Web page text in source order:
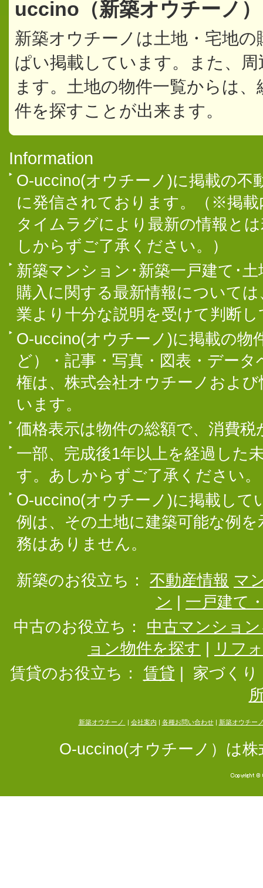
uccino（新築オウチーノ
新築オウチーノは土地・宅地
ぱい掲載しています。また、
ます。土地の物件一覧からは
件を探すことが出来ます。
Information
O-uccino(オウチーノ)に掲載の不
に発信されております。（※掲
タイムラグにより最新の情報と
しからずご了承ください。）
新築マンション･新築一戸建て･
購入に関する最新情報について
業より十分な説明を受けて判断
O-uccino(オウチーノ)に掲載の物
ど）・記事・写真・図表・デー
権は、株式会社オウチーノおよ
います。
価格表示は物件の総額で、消費
一部、完成後1年以上を経過した
す。あしからずご了承ください。
O-uccino(オウチーノ)に掲載して
例は、その土地に建築可能な例
務はありません。
新築のお役立ち： 不動産情報 マ
ン
一戸建て
中古のお役立ち：
中古マンショ
ョン物件を探す
リフ
賃貸のお役立ち：
賃貸
家づくり
新築オウチーノ 会社案内 各種お問い合わせ| 新築オウチー
O-uccino(オウチーノ）は